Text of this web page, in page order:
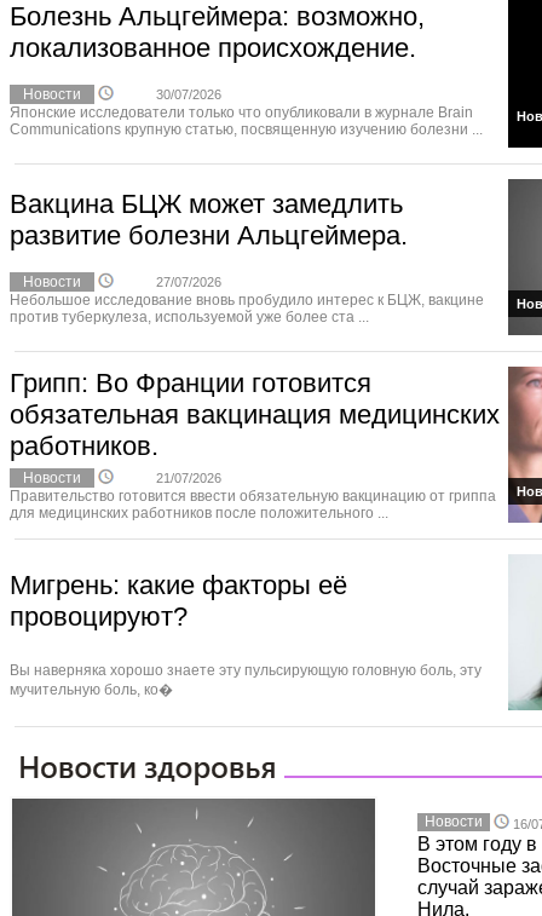
Болезнь Альцгеймера: возможно,
локализованное происхождение.
Новости 30/07/2026
Японские исследователи только что опубликовали в журнале Brain
Communications крупную статью, посвященную изучению болезни ...
Вакцина БЦЖ может замедлить
развитие болезни Альцгеймера.
Новости 27/07/2026
Небольшое исследование вновь пробудило интерес к БЦЖ, вакцине
против туберкулеза, используемой уже более ста ...
Грипп: Во Франции готовится
обязательная вакцинация медицинских
работников.
Новости 21/07/2026
Правительство готовится ввести обязательную вакцинацию от гриппа
для медицинских работников после положительного ...
Мигрень: какие факторы её
провоцируют?
Вы наверняка хорошо знаете эту пульсирующую головную боль, эту
мучительную боль, ко�
Новости 16/
В этом году
Восточные
случай
Нила.